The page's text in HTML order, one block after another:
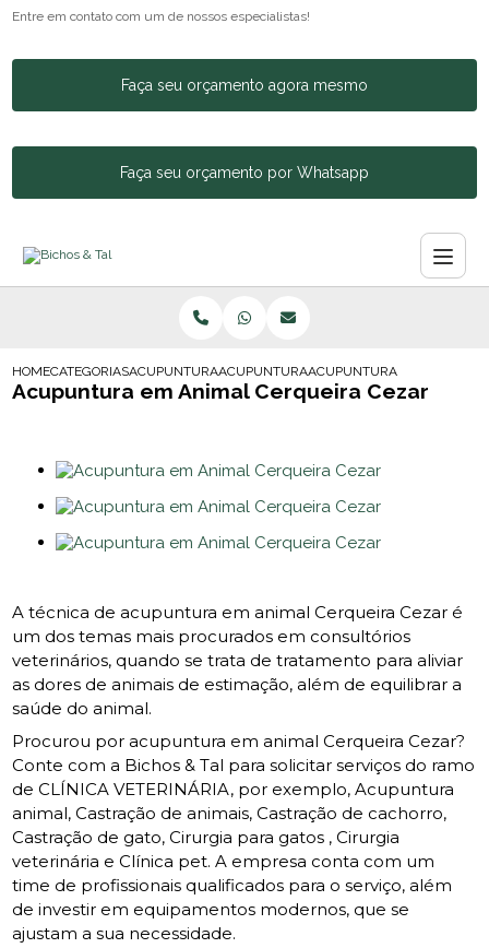
Entre em contato com um de nossos especialistas!
Faça seu orçamento agora mesmo
Faça seu orçamento por Whatsapp
HOMECATEGORIASACUPUNTURA ANIMALACUPUNTURA EM CACHORROS
ACUPUNTURA EM ANIMAL
Acupuntura em Animal Cerqueira Cezar
A técnica de acupuntura em animal Cerqueira Cezar é
um dos temas mais procurados em consultórios
veterinários, quando se trata de tratamento para aliviar
as dores de animais de estimação, além de equilibrar a
saúde do animal.
Procurou por acupuntura em animal Cerqueira Cezar?
Conte com a Bichos & Tal para solicitar serviços do ramo
de CLÍNICA VETERINÁRIA, por exemplo, Acupuntura
animal, Castração de animais, Castração de cachorro,
Castração de gato, Cirurgia para gatos , Cirurgia
veterinária e Clínica pet. A empresa conta com um
time de profissionais qualificados para o serviço, além
de investir em equipamentos modernos, que se
ajustam a sua necessidade.